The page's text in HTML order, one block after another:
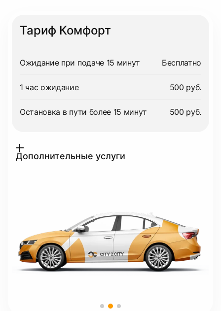
Тариф Комфорт
Ожидание при подаче 15 минут Бесплатно
1 час ожидание 500 руб.
Остановка в пути более 15 минут 500 руб.
Дополнительные услуги